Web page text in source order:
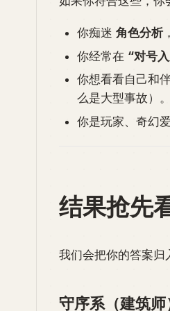
你痴迷 角色分析
你经常在 “对号
你想看看自己和
么是大型事故）
你是玩家、奇幻
结果抢先
我们会把你的答案
守序系（建筑师